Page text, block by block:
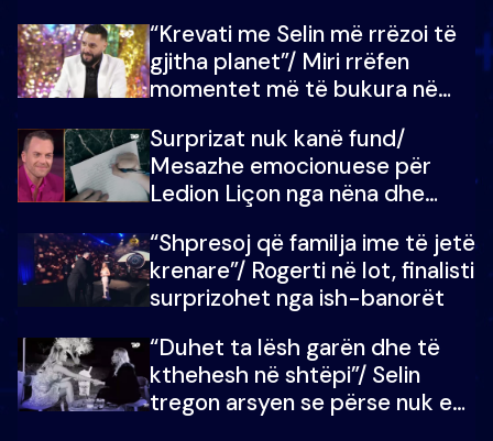
“Krevati me Selin më rrëzoi të
gjitha planet”/ Miri rrëfen
momentet më të bukura në
mungojë zilja e mëngjesit kur…
Surprizat nuk kanë fund/
Mesazhe emocionuese për
Ledion Liçon nga nëna dhe
mban dot lotët: Nuk meritoj…
“Shpresoj që familja ime të jetë
krenare”/ Rogerti në lot, finalisti
surprizohet nga ish-banorët
“Duhet ta lësh garën dhe të
kthehesh në shtëpi”/ Selin
tregon arsyen se përse nuk e